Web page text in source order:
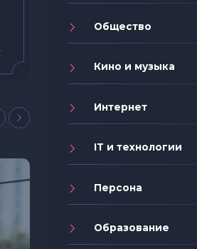
От фильмов до
новинки чаще
Общество
Кино и музыка
Интернет
IT и технологии
Персона
Образование